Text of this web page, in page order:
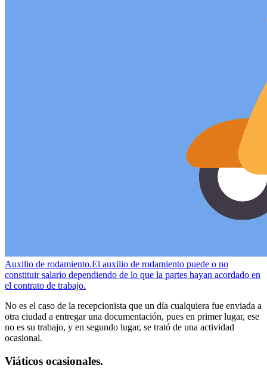
Auxilio de rodamiento.El auxilio de rodamiento puede o no
constituir salario dependiendo de lo que la partes hayan acordado en
el contrato de trabajo.
No es el caso de la recepcionista que un día cualquiera fue enviada a
otra ciudad a entregar una documentación, pues en primer lugar, ese
no es su trabajo, y en segundo lugar, se trató de una actividad
ocasional.
Viáticos ocasionales.